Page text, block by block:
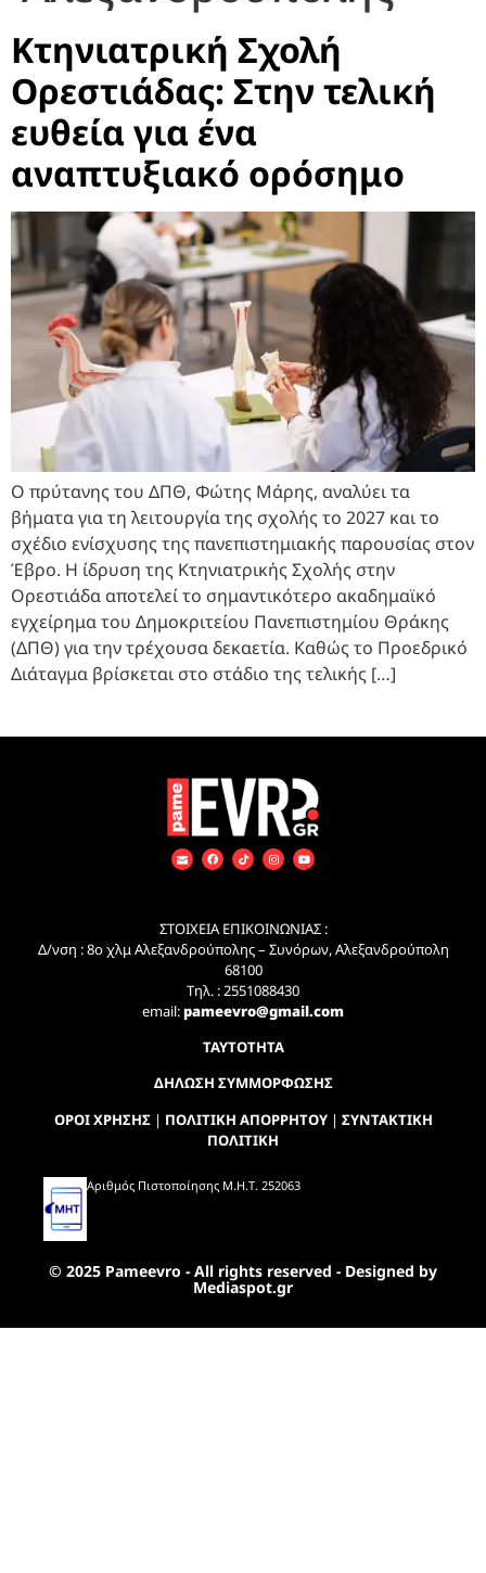
Κτηνιατρική Σχολή
Ορεστιάδας: Στην τελική
ευθεία για ένα
αναπτυξιακό ορόσημο
Ο πρύτανης του ΔΠΘ, Φώτης Μάρης, αναλύει τα
βήματα για τη λειτουργία της σχολής το 2027 και το
σχέδιο ενίσχυσης της πανεπιστημιακής παρουσίας στον
Έβρο. Η ίδρυση της Κτηνιατρικής Σχολής στην
Ορεστιάδα αποτελεί το σημαντικότερο ακαδημαϊκό
εγχείρημα του Δημοκριτείου Πανεπιστημίου Θράκης
(ΔΠΘ) για την τρέχουσα δεκαετία. Καθώς το Προεδρικό
Διάταγμα βρίσκεται στο στάδιο της τελικής […]
ΣΤΟΙΧΕΙΑ ΕΠΙΚΟΙΝΩΝΙΑΣ :
Δ/νση : 8ο χλμ Αλεξανδρούπολης – Συνόρων, Αλεξανδρούπολη
68100
Τηλ. : 2551088430
email:pameevro@gmail.com
ΤΑΥΤΟΤΗΤΑ
ΔΗΛΩΣΗ ΣΥΜΜΟΡΦΩΣΗΣ
ΟΡΟΙ ΧΡΗΣΗΣ| ΠΟΛΙΤΙΚΗ ΑΠΟΡΡΗΤΟΥ| ΣΥΝΤΑΚΤΙΚΗ
ΠΟΛΙΤΙΚΗ
Αριθμός Πιστοποίησης Μ.Η.Τ. 252063
© 2025 Pameevro - All rights reserved - Designed by
Mediaspot.gr